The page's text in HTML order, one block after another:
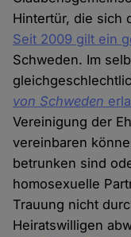
Hintertür, die sich
Seit 2009 gilt ein
Schweden. Im
von Schweden
Vereinigung der
vereinbaren
betrunken sind
homosexuelle
Trauung nicht
Heiratswilligen